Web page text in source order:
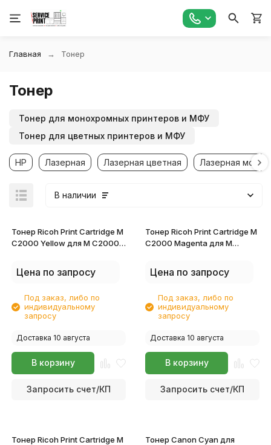
Главная Тонер
Тонер
Тонер для монохромных принтеров и МФУ
Тонер для цветных принтеров и МФУ
HP Лазерная Лазерная цветная Лазерная
В наличии
Тонер Ricoh Print Cartridge M
C2000 Yellow для M C2000
Цена по запросу
Под заказ, либо по
индивидуальному
запросу
Доставка 10 августа
В корзину
Запросить счет/КП
Тонер Ricoh Print Cartridge M
C2000 Magenta для M
Цена по запросу
Под заказ, либо по
индивидуальному
запросу
Доставка 10 августа
В корзину
Запросить счет/КП
Тонер Ricoh Print Cartridge M
Тонер Canon Cyan для